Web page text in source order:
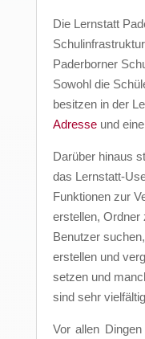
Die Lernstatt
Paderborner
Sowohl die
besitzen in der
Adresseund
Darüber hinaus
das Lernstatt-
Funktionen zur
erstellen, Ordner
Benutzer
erstellen und
setzen und
sind sehr
Vor allen